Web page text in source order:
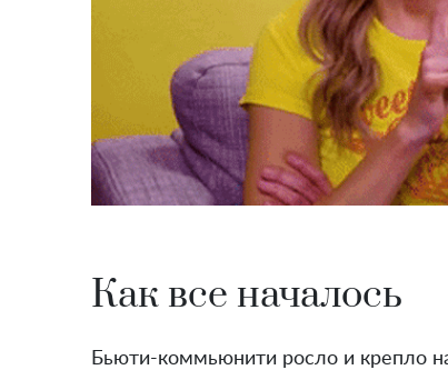
Как все началось
Бьюти-коммьюнити росло и крепло